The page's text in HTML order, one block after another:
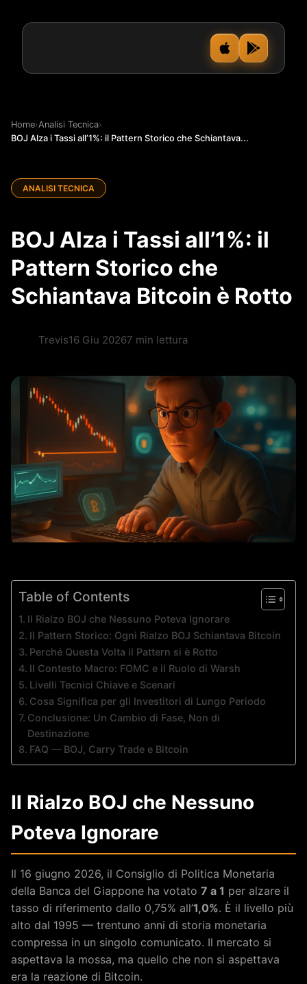
Home›Analisi Tecnica›
BOJ Alza i Tassi all’1%: il Pattern Storico che Schiantava...
ANALISI TECNICA
BOJ Alza i Tassi all’1%: il
Pattern Storico che
Schiantava Bitcoin è Rotto
Trevis16 Giu 20267 min lettura
Table of Contents
Il Rialzo BOJ che Nessuno Poteva Ignorare
Il Pattern Storico: Ogni Rialzo BOJ Schiantava Bitcoin
Perché Questa Volta il Pattern si è Rotto
Il Contesto Macro: FOMC e il Ruolo di Warsh
Livelli Tecnici Chiave e Scenari
Cosa Significa per gli Investitori di Lungo Periodo
Conclusione: Un Cambio di Fase, Non di
Destinazione
FAQ — BOJ, Carry Trade e Bitcoin
Il Rialzo BOJ che Nessuno
Poteva Ignorare
Il 16 giugno 2026, il Consiglio di Politica Monetaria
della Banca del Giappone ha votato 7 a 1 per alzare il
tasso di riferimento dallo 0,75% all’1,0%. È il livello più
alto dal 1995 — trentuno anni di storia monetaria
compressa in un singolo comunicato. Il mercato si
aspettava la mossa, ma quello che non si aspettava
era la reazione di Bitcoin.